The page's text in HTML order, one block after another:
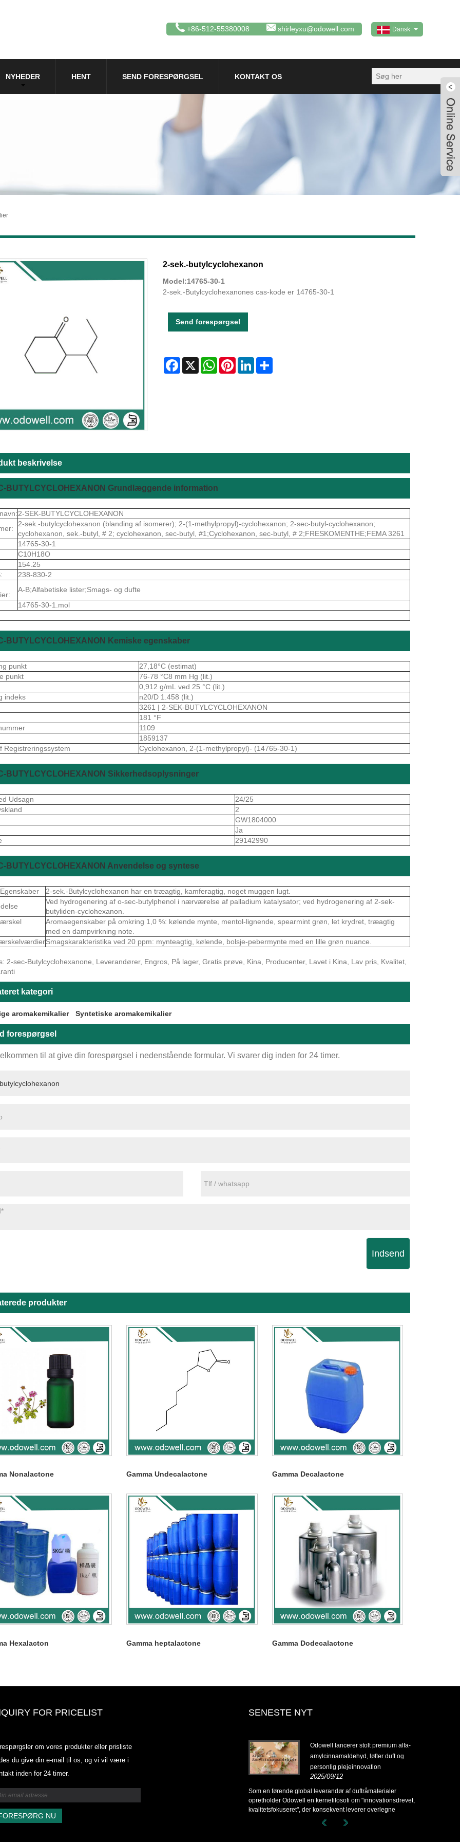
Dansk
+86-512-55380008 shirleyxu@odowell.com
NYHEDER HENT SEND FORESPØRGSEL KONTAKT OS
2-sek.-butylcyclohexanon
Model:14765-30-1
2-sek.-Butylcyclohexanones cas-kode er 14765-30-1
Send forespørgsel
Facebook
X WhatsAppPinterestLinkedInShare
beskrivelse
BUTYLCYCLOHEXANON Grundlæggende information
2-SEK-BUTYLCYCLOHEXANON
2-sek.-butylcyclohexanon (blanding af isomerer); 2-(1-methylpropyl)-cyclohexanon; 2-sec-butyl-cyclohexanon;
cyclohexanon, sek.-butyl, # 2; cyclohexanon, sec-butyl, #1;Cyclohexanon, sec-butyl, # 2;FRESKOMENTHE;FEMA 3261
14765-30-1
C10H18O
154.25
238-830-2
A-B;Alfabetiske lister;Smags- og dufte
14765-30-1.mol
BUTYLCYCLOHEXANON Kemiske egenskaber
punkt
27,18°C (estimat)
punkt
76-78 °C8 mm Hg (lit.)
0,912 g/mL ved 25 °C (lit.)
indeks
n20/D 1.458 (lit.)
3261 | 2-SEK-BUTYLCYCLOHEXANON
181 °F
1109
1859137
Registreringssystem
Cyclohexanon, 2-(1-methylpropyl)- (14765-30-1)
BUTYLCYCLOHEXANON Sikkerhedsoplysninger
Udsagn
24/25
2
GW1804000
Ja
29142990
BUTYLCYCLOHEXANON Anvendelse og syntese
2-sek.-Butylcyclohexanon har en træagtig, kamferagtig, noget muggen lugt.
Ved hydrogenering af o-sec-butylphenol i nærværelse af palladium katalysator; ved hydrogenering af 2-sek-
butyliden-cyclohexanon.
Aromaegenskaber på omkring 1,0 %: kølende mynte, mentol-lignende, spearmint grøn, let krydret, træagtig
med en dampvirkning note.
Smagskarakteristika ved 20 ppm: mynteagtig, kølende, bolsje-pebermynte med en lille grøn nuance.
2-sec-Butylcyclohexanone, Leverandører, Engros, På lager, Gratis prøve, Kina, Producenter, Lavet i Kina, Lav pris, Kvalitet,
kategori
aromakemikalier Syntetiske aromakemikalier
forespørgsel
til at give din forespørgsel i nedenstående formular. Vi svarer dig inden for 24 timer.
Indsend
produkter
Nonalactone Gamma Undecalactone Gamma Decalactone
Hexalacton Gamma heptalactone Gamma Dodecalactone
FOR PRICELIST
om vores produkter eller prisliste
du give din e-mail til os, og vi vil være i
inden for 24 timer.
SENESTE NYT
2025.07.25
Odowell lancerer stolt premium alfa-
amylcinnamaldehyd, løfter duft og
personlig plejeinnovation
2025/09/12
Som en førende global leverandør af duftråmaterialer
opretholder Odowell en kernefilosofi om "innovationsdrevet,
kvalitetsfokuseret", der konsekvent leverer overlegne
duftløsninger til kunder over hele verden.